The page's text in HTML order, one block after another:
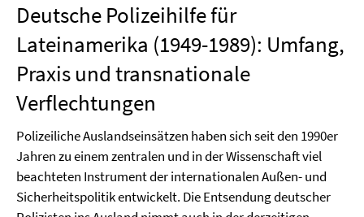
Deutsche Polizeihilfe für
Lateinamerika (1949-1989): Umfang,
Praxis und transnationale
Verflechtungen
Polizeiliche Auslandseinsätzen haben sich seit den 1990er
Jahren zu einem zentralen und in der Wissenschaft viel
beachteten Instrument der internationalen Außen- und
Sicherheitspolitik entwickelt. Die Entsendung deutscher